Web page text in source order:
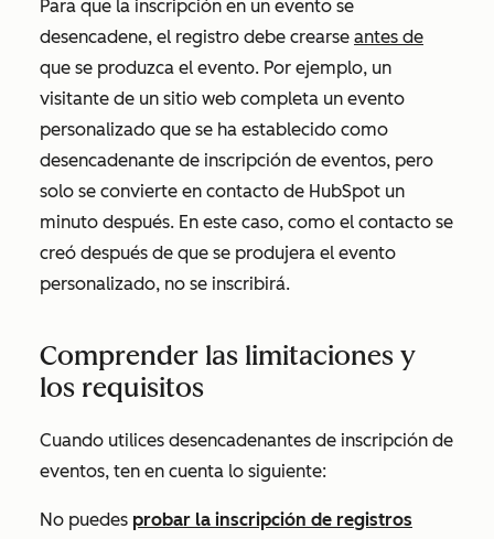
Para que la inscripción en un evento se
desencadene, el registro debe crearse antes de
que se produzca el evento. Por ejemplo, un
visitante de un sitio web completa un evento
personalizado que se ha establecido como
desencadenante de inscripción de eventos, pero
solo se convierte en contacto de HubSpot un
minuto después. En este caso, como el contacto se
creó después de que se produjera el evento
personalizado, no se inscribirá.
Comprender las limitaciones y
los requisitos
Cuando utilices desencadenantes de inscripción de
eventos, ten en cuenta lo siguiente:
No puedes probar la inscripción de registros